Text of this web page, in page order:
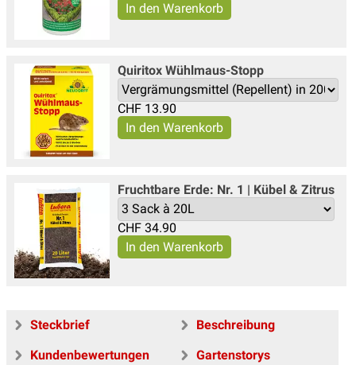
Quiritox Wühlmaus-Stopp
CHF 13.90
Fruchtbare Erde: Nr. 1 | Kübel & Zitrus
CHF 34.90
Steckbrief
Beschreibung
Kundenbewertungen
Gartenstorys